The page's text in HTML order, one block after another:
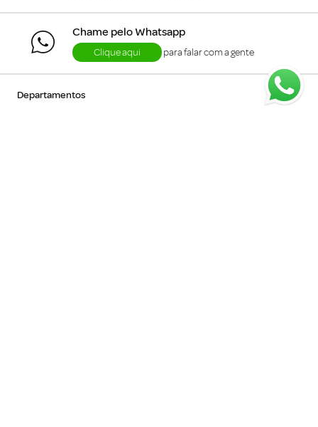
Chame pelo Whatsapp
Clique aqui para falar com a gente
Departamentos +